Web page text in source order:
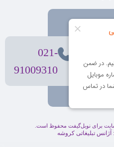
021-
91009310
برای نوبل‌گیفت محفوظ است.
آژانس تبلیغاتی کروشه